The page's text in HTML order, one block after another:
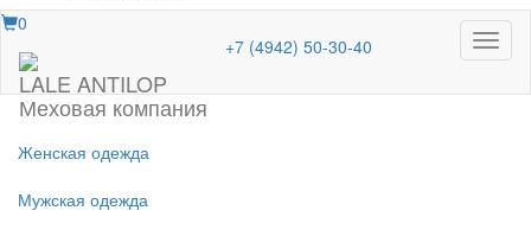
Меню
0
LALE ANTILOP
Меховая компания
+7 (4942) 50-30-40
Женская одежда
Мужская одежда